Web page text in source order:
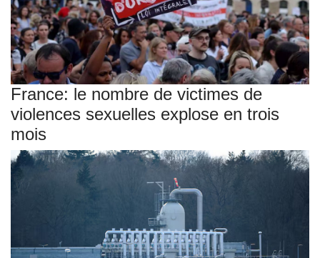
France: le nombre de victimes de
violences sexuelles explose en trois
mois